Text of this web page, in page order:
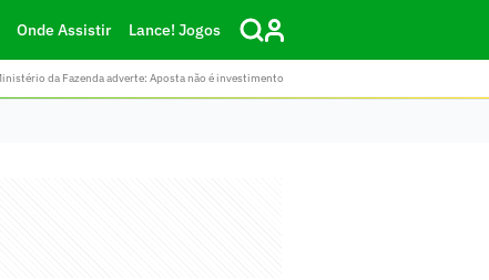
Onde Assistir Lance! Jogos
da Fazenda adverte: Aposta não é investimento